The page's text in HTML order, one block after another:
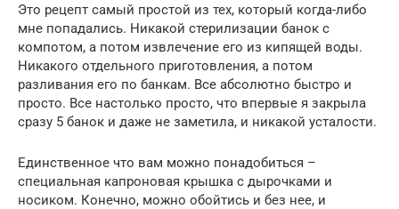
Это рецепт самый простой из тех, который когда-либо
мне попадались. Никакой стерилизации банок с
компотом, а потом извлечение его из кипящей воды.
Никакого отдельного приготовления, а потом
разливания его по банкам. Все абсолютно быстро и
просто. Все настолько просто, что впервые я закрыла
сразу 5 банок и даже не заметила, и никакой усталости.
Единственное что вам можно понадобиться –
специальная капроновая крышка с дырочками и
носиком. Конечно, можно обойтись и без нее, и